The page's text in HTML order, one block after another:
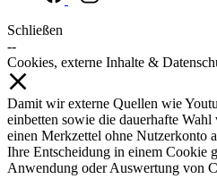
Schließen
--
Cookies, externe Inhalte &
Damit wir externe Quellen wie
einbetten sowie die dauerhafte
einen Merkzettel ohne Nutzerkonto
Ihre Entscheidung in einem Cookie
Anwendung oder Auswertung von